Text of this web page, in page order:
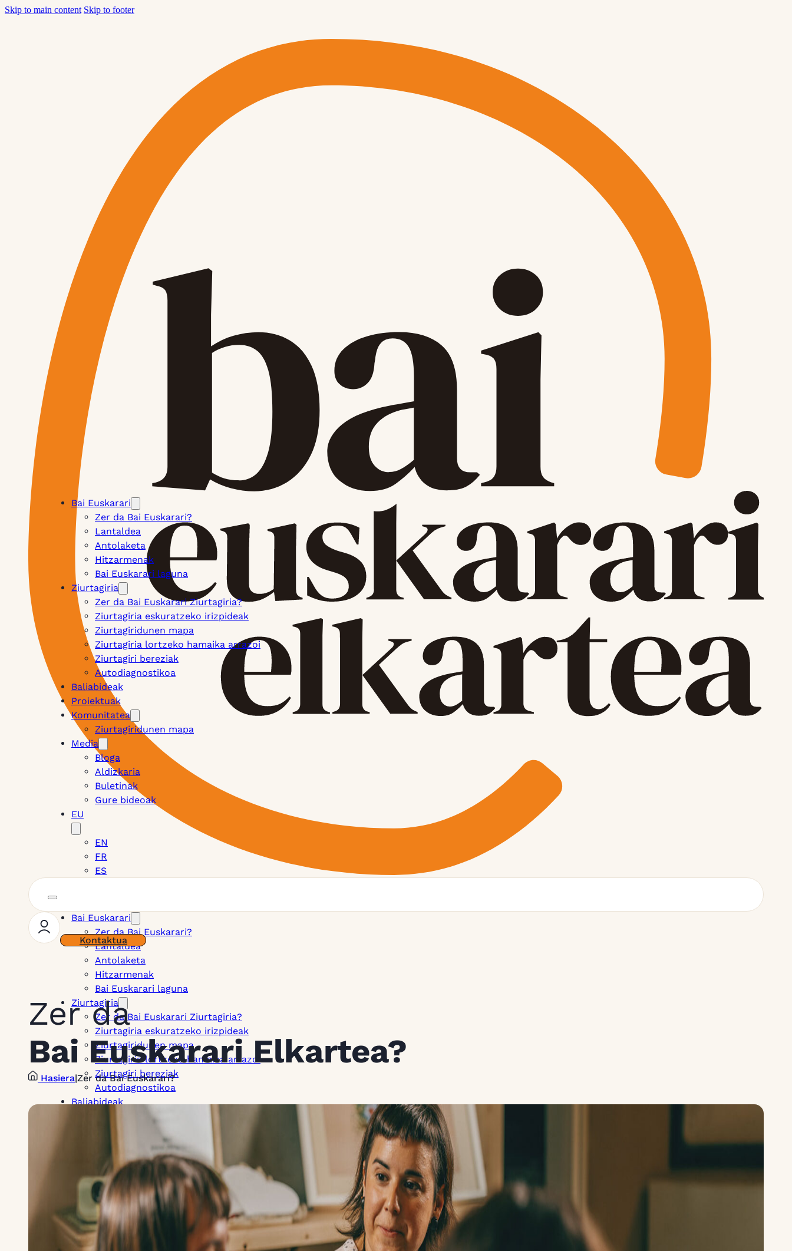
Skip to main content Skip to footer
Bai Euskarari
Zer da Bai Euskarari?
Lantaldea
Antolaketa
Hitzarmenak
Bai Euskarari laguna
Ziurtagiria
Zer da Bai Euskarari Ziurtagiria?
Ziurtagiria eskuratzeko irizpideak
Ziurtagiridunen mapa
Ziurtagiria lortzeko hamaika arrazoi
Ziurtagiri bereziak
Autodiagnostikoa
Baliabideak
Proiektuak
Komunitatea
Ziurtagiridunen mapa
Media
Bloga
Aldizkaria
Buletinak
Gure bideoak
EU
EN
FR
ES
Bai Euskarari
Zer da Bai Euskarari?
Lantaldea
Antolaketa
Hitzarmenak
Bai Euskarari laguna
Ziurtagiria
Zer da Bai Euskarari Ziurtagiria?
Ziurtagiria eskuratzeko irizpideak
Ziurtagiridunen mapa
Ziurtagiria lortzeko hamaika arrazoi
Ziurtagiri bereziak
Autodiagnostikoa
Baliabideak
Ziurtagiridunen mapa
Bloga
Aldizkaria
Buletinak
Gure bideoak
EU
Kontaktua
Zer da
Bai Euskarari Elkartea?
Hasiera|Zer da Bai Euskarari?